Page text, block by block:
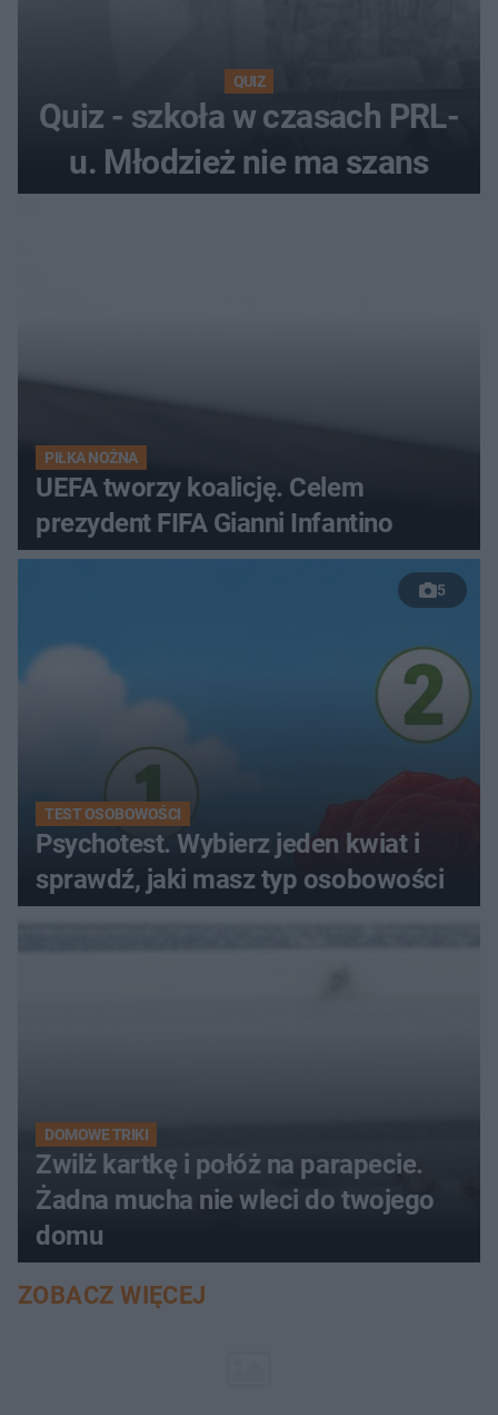
QUIZ
Quiz - szkoła w czasach PRL-
u. Młodzież nie ma szans
PIŁKA NOŻNA
UEFA tworzy koalicję. Celem
prezydent FIFA Gianni Infantino
5
TEST OSOBOWOŚCI
Psychotest. Wybierz jeden kwiat i
sprawdź, jaki masz typ osobowości
DOMOWE TRIKI
Zwilż kartkę i połóż na parapecie.
Żadna mucha nie wleci do twojego
domu
ZOBACZ WIĘCEJ